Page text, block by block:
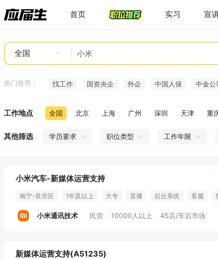
首页 实习 宣
全国
热门推荐： 找工作 国资央企 外企 中国人保 中金公
工作地点 全国 北京 上海 广州 深圳 天津 重
其他筛选 学历要求 职位类型 工作年限
小米汽车-新媒体运营支持
南宁-良庆区 1年及以上 大专 直播 后台系统 客服
识别潜在客户
小米通讯技术 民营 10000人以上 4S店/车后市场
新媒体运营支持(A51235)